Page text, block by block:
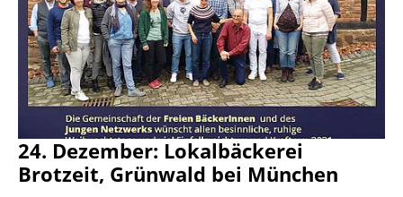
24. Dezember: Lokalbäckerei
Brotzeit, Grünwald bei München